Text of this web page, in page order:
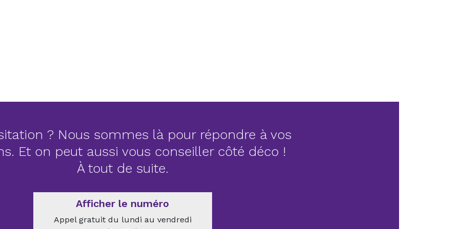
? Nous sommes là pour répondre à vos
Et on peut aussi vous conseiller côté déco !
À tout de suite.
Afficher le numéro
Appel gratuit du lundi au vendredi